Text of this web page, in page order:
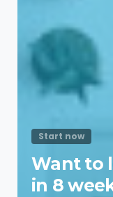
Start now
Want to
in 8